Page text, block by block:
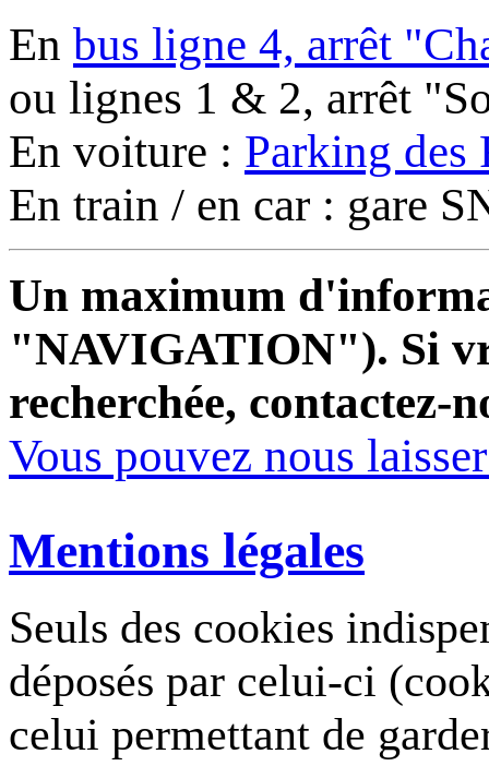
En bus ligne 4, arrêt
ou lignes 1 & 2, arrêt
En voiture : Parking des
En train / en car : gare
Un maximum
"NAVIGATION"). Si
recherchée, contactez-
Vous pouvez nous
Mentions légales
Seuls des cookies
déposés par celui-ci
celui permettant de